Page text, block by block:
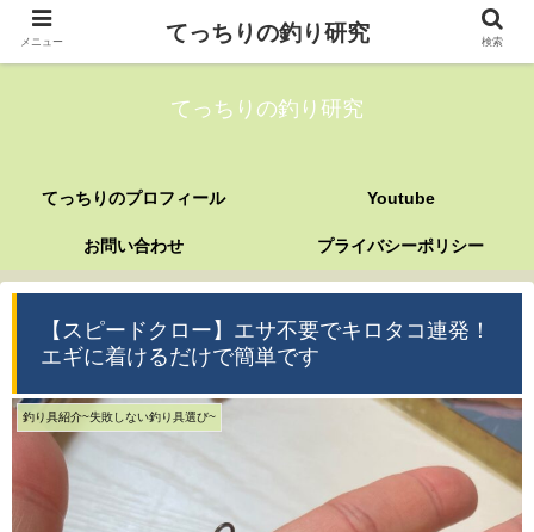
てっちりの釣り研究
てっちりのプロフィール Youtube
お問い合わせ プライバシーポリシー
【スピードクロー】エサ不要でキロタコ連発！
エギに着けるだけで簡単です
釣り具紹介~失敗しない釣り具選び~
メニュー てっちりの釣り研究 検索